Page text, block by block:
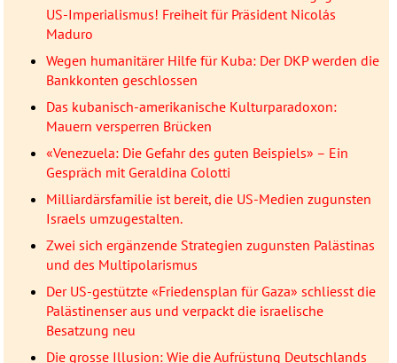
US-Imperialismus! Freiheit für Präsident Nicolás
Maduro
Wegen humanitärer Hilfe für Kuba: Der DKP werden die
Bankkonten geschlossen
Das kubanisch-amerikanische Kulturparadoxon:
Mauern versperren Brücken
«Venezuela: Die Gefahr des guten Beispiels» – Ein
Gespräch mit Geraldina Colotti
Milliardärsfamilie ist bereit, die US-Medien zugunsten
Israels umzugestalten.
Zwei sich ergänzende Strategien zugunsten Palästinas
und des Multipolarismus
Der US-gestützte «Friedensplan für Gaza» schliesst die
Palästinenser aus und verpackt die israelische
Besatzung neu
Die grosse Illusion: Wie die Aufrüstung Deutschlands